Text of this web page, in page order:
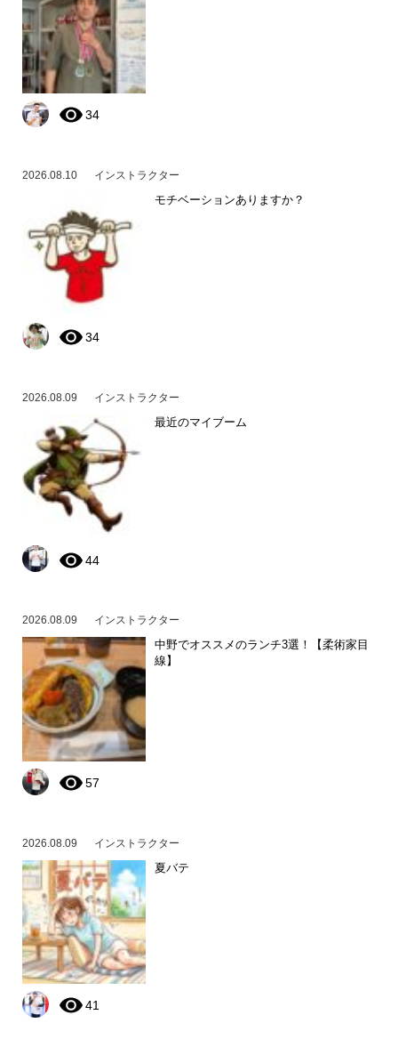
34
2026.08.10 インストラクター
モチベーションありますか？
34
2026.08.09 インストラクター
最近のマイブーム
44
2026.08.09 インストラクター
中野でオススメのランチ3選！【柔術家目
線】
57
2026.08.09 インストラクター
夏バテ
41